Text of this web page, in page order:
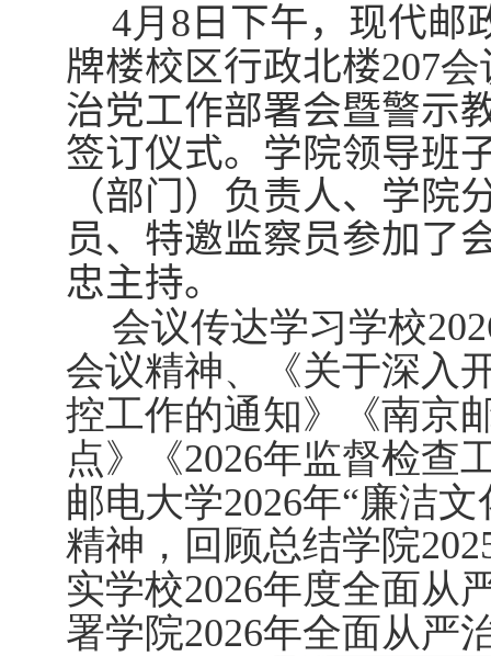
4月 8 日下午，现代邮
牌楼校区行政北楼207会
治党工作部署会暨警示
签订仪式。 学院领导班
（部门）负责人、学院
员、特邀监察员参加了
忠主持。
会议传达学习学校202
会议精神、《关于深入
控工作的通知》《南京
点》《2026年监督检查
邮电大学2026年“廉洁
精神，回顾总结学院202
实学校2026年度全面从
署学院2026年全面从严